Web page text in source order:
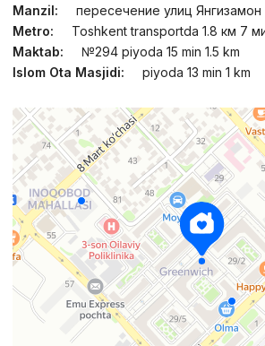
Manzil:
пересечение улиц Янгизамон
Metro:
Toshkent transportda 1.8 км 7
Maktab:
№294 piyoda 15 min 1.5 km
Islom Ota Masjidi:
piyoda 13 min 1 km